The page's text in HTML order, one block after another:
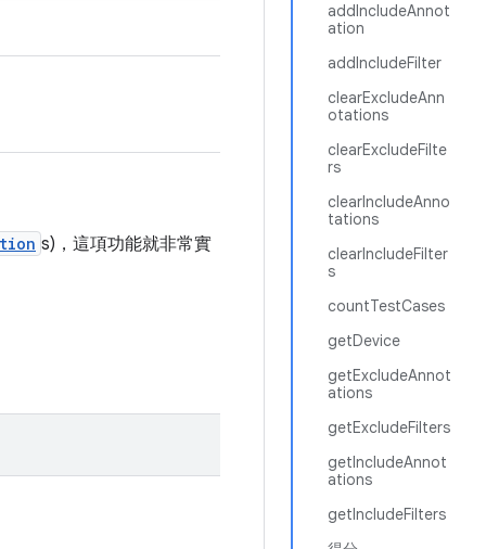
addIncludeAnnot
ation
addIncludeFilter
clearExcludeAnn
otations
clearExcludeFilte
rs
clearIncludeAnno
tations
clearIncludeFilter
s
countTestCases
getDevice
getExcludeAnnot
ations
getExcludeFilters
getIncludeAnnot
ations
getIncludeFilters
s)，這項功能就非常實